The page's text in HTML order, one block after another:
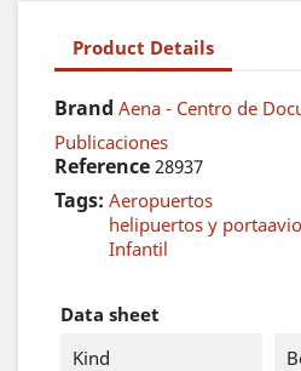
Product Details
Brand Aena - Centro de
Publicaciones
Reference 28937
Tags: Aeropuertos
helipuertos y
Infantil
Data sheet
Kind